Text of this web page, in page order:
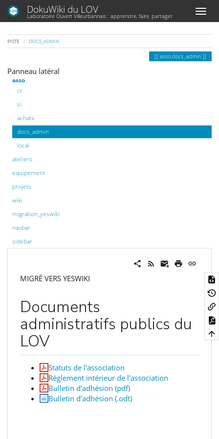
DokuWiki du LOV
Laboratoire Ouvert Villeurbannais : apprendre, faire, partager
PISTE DOCS_ADMIN
asso:docs_admin
Panneau latéral
asso
cr
si
achats
docs_admin
local
ateliers
equipement
projets
wiki
migration_yeswiki
navbar
sidebar
MIGRÉ VERS YESWIKI
Documents
administratifs publics du
LOV
Statuts de l'association
Règlement intérieur de l'association
Bulletin d'adhésion (pdf)
Bulletin d'adhésion (.odt)